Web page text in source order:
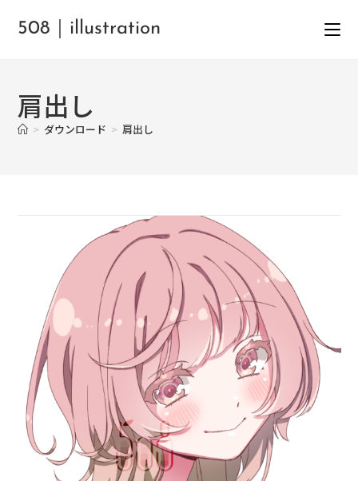
508｜illustration
肩出し
> ダウンロード > 肩出し